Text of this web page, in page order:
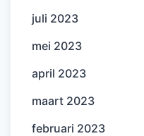
juli 2023
mei 2023
april 2023
maart 2023
februari 2023